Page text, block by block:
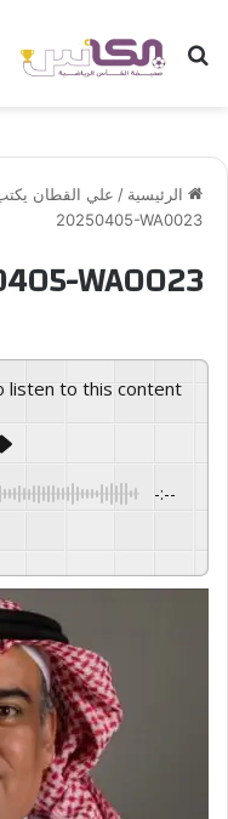
بحث عن
الرئيسية / علي القطان
20250405-WA0023
WA0023
listen to this content
-:--